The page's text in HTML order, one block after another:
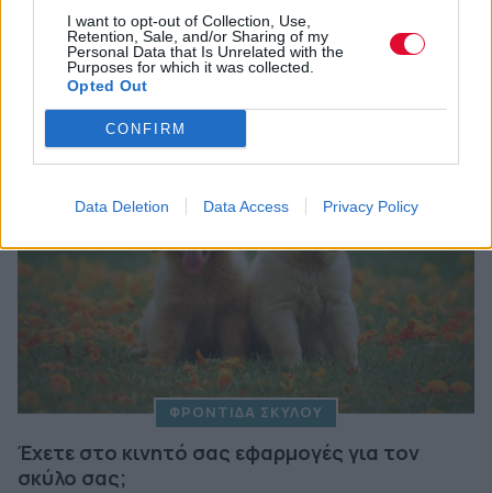
I want to opt-out of Collection, Use,
Retention, Sale, and/or Sharing of my
Personal Data that Is Unrelated with the
Purposes for which it was collected.
Opted Out
CONFIRM
Data Deletion Data Access Privacy Policy
ΦΡΟΝΤΙΔΑ ΣΚΥΛΟΥ
Έχετε στο κινητό σας εφαρμογές για τον
σκύλο σας;